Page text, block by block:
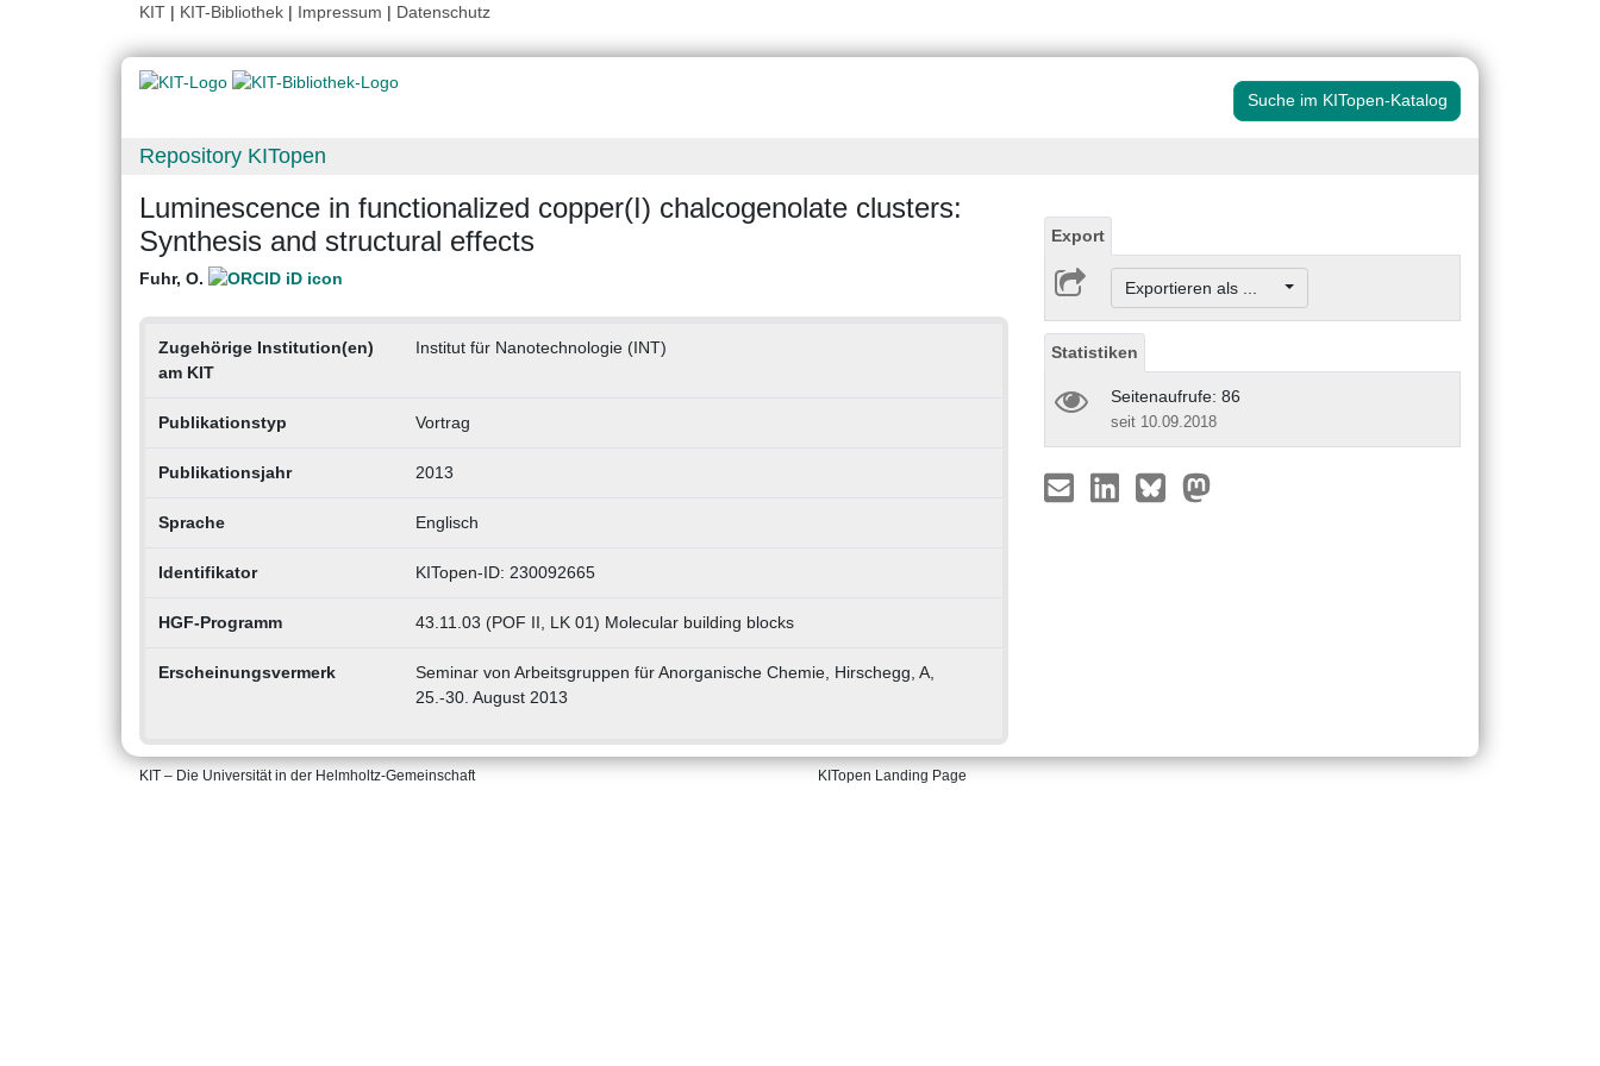
KIT | KIT-Bibliothek | Impressum | Datenschutz
Suche im KITopen-Katalog
Repository KITopen
Luminescence in functionalized copper(I) chalcogenolate clusters:
Synthesis and structural effects
Fuhr, O.
Zugehörige Institution(en)
am KIT
Institut für Nanotechnologie (INT)
Publikationstyp Vortrag
Publikationsjahr 2013
Sprache Englisch
Identifikator KITopen-ID: 230092665
HGF-Programm 43.11.03 (POF II, LK 01) Molecular building blocks
Erscheinungsvermerk
Seminar von Arbeitsgruppen für Anorganische Chemie, Hirschegg, A,
25.-30. August 2013
Export
Exportieren als ...
Statistiken
Seitenaufrufe: 86
seit 10.09.2018
KIT – Die Universität in der Helmholtz-Gemeinschaft KITopen Landing Page